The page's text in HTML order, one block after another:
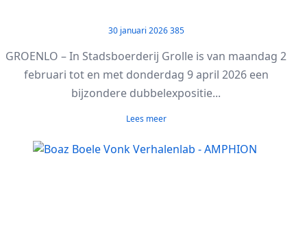
30 januari 2026385
GROENLO – In Stadsboerderij Grolle is van maandag 2
februari tot en met donderdag 9 april 2026 een
bijzondere dubbelexpositie...
Lees meer